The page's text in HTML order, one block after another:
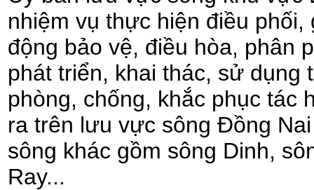
nhiệm vụ thực hiện điều phối,
động bảo vệ, điều hòa, phân
phát triển, khai thác, sử dụng
phòng, chống, khắc phục tác
ra trên lưu vực sông Đồng
sông khác gồm sông Dinh,
Ray...